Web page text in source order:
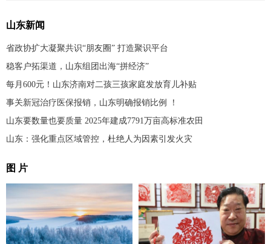
山东新闻
省政协扩大凝聚共识“朋友圈” 打造聚识平台
稳客户拓渠道，山东组团出海“拼经济”
每月600元！山东济南对二孩三孩家庭发放育儿补贴
事关新冠治疗医保报销，山东明确报销比例 ！
山东要数量也要质量 2025年建成7791万亩高标准农田
山东：强化重点区域管控，杜绝人为因素引发火灾
图 片